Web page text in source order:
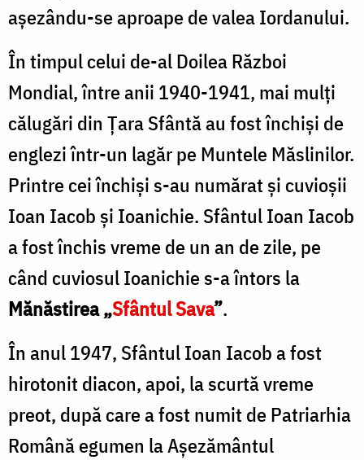
aşezându-se aproape de valea Iordanului.
În timpul celui de-al Doilea Război
Mondial, între anii 1940-1941, mai mulţi
călugări din Ţara Sfântă au fost închişi de
englezi într-un lagăr pe Muntele Măslinilor.
Printre cei închişi s-au numărat şi cuvioşii
Ioan Iacob şi Ioanichie. Sfântul Ioan Iacob
a fost închis vreme de un an de zile, pe
când cuviosul Ioanichie s-a întors la
Mănăstirea „Sfântul Sava”.
În anul 1947, Sfântul Ioan Iacob a fost
hirotonit diacon, apoi, la scurtă vreme
preot, după care a fost numit de Patriarhia
Română egumen la Aşezământul